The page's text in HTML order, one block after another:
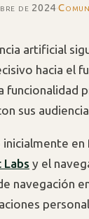
de 2024·
artificial
hacia el
funcionalidad
sus
inicialmente
Labs y el
navegación